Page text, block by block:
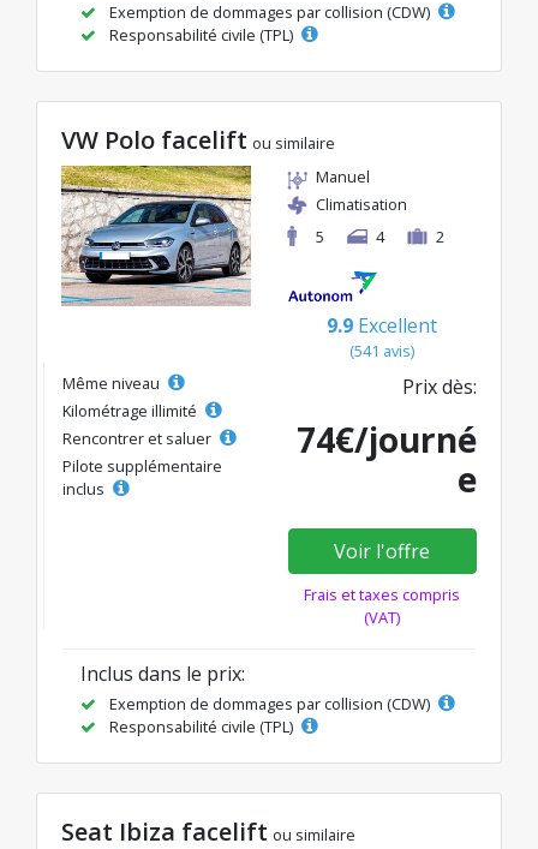
Exemption de dommages par collision (CDW)
Responsabilité civile (TPL)
VW Polo facelift ou similaire
Manuel
Climatisation
5
4 2
9.9 Excellent
(541 avis)
Même niveau
Kilométrage illimité
Rencontrer et saluer
Pilote supplémentaire
inclus
Prix dès:
74€/journé
e
Voir l'offre
Frais et taxes compris
(VAT)
Inclus dans le prix:
Exemption de dommages par collision (CDW)
Responsabilité civile (TPL)
Seat Ibiza facelift ou similaire